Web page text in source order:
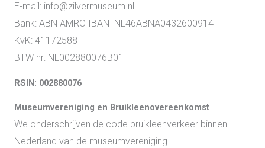
E-mail: info@zilvermuseum.nl
Bank: ABN AMRO IBAN NL46ABNA0432600914
KvK: 41172588
BTW nr: NL002880076B01
RSIN: 002880076
Museumvereniging en Bruikleenovereenkomst
We onderschrijven de code bruikleenverkeer binnen
Nederland van de museumvereniging.